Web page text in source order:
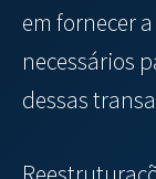
em fornecer
necessários
dessas